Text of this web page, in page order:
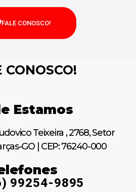
FALE CONOSCO!
CONOSCO!
Estamos
Teixeira , 2768, Setor
GO | CEP: 76240-000
99254-9895